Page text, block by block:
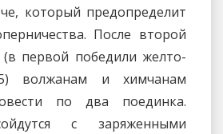
который предопределит
После второй
первой победили желто-
волжанам и химчанам
по два поединка.
с заряженными